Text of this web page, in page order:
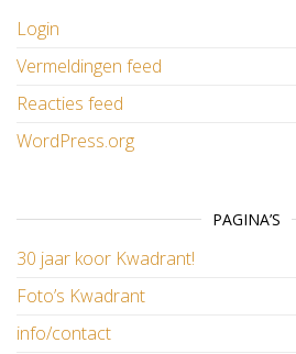
Login
Vermeldingen feed
Reacties feed
WordPress.org
PAGINA’S
30 jaar koor Kwadrant!
Foto’s Kwadrant
info/contact